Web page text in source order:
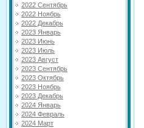
2022 Сентябрь
2022 Ноябрь
2022 Декабрь
2023 Январь
2023 Июнь
2023 Июль
2023 Август
2023 Сентябрь
2023 Октябрь
2023 Ноябрь
2023 Декабрь
2024 Январь
2024 Февраль
2024 Март